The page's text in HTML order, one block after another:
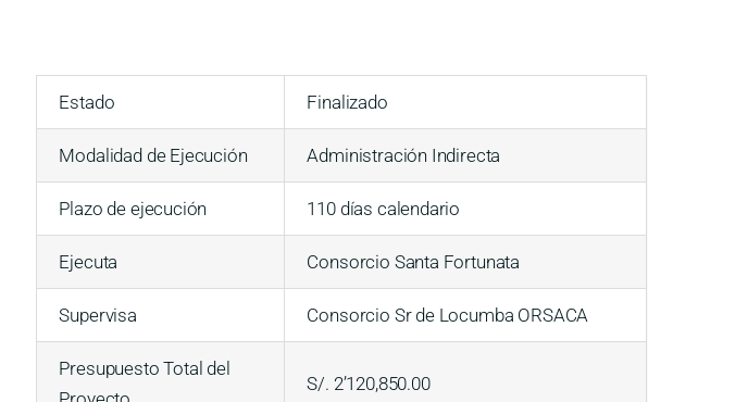
Estado Finalizado
Modalidad de Ejecución Administración Indirecta
Plazo de ejecución 110 días calendario
Ejecuta Consorcio Santa Fortunata
Supervisa Consorcio Sr de Locumba ORSACA
Presupuesto Total del
S/. 2’120,850.00